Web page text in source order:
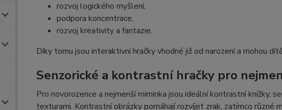
rozvoj logického myšlení,
podpora koncentrace,
rozvoj kreativity a fantazie.
Díky tomu jsou interaktivní hračky vhodné již od narození a mohou
Senzorické a kontrastní hračky pro
Pro novorozence a nejmenší miminka jsou ideální kontrastní knížky,
texturami. Kontrastní obrázky pomáhají rozvíjet zrak, zatímco různé